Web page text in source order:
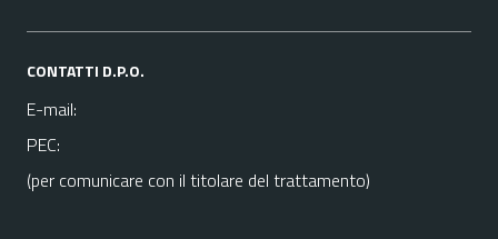
CONTATTI D.P.O.
E-mail:
PEC:
(per comunicare con il titolare del trattamento)